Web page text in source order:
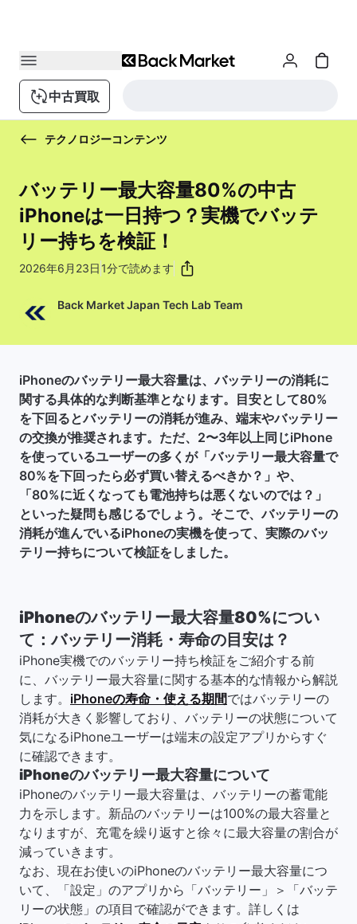
中古買取
テクノロジーコンテンツ
バッテリー最大容量80%の中古
iPhoneは一日持つ？実機でバッテ
リー持ちを検証！
2026年6月23日 1分で読めます
Back Market Japan Tech Lab Team
iPhoneのバッテリー最大容量は、バッテリーの消耗に
関する具体的な判断基準となります。目安として80%
を下回るとバッテリーの消耗が進み、端末やバッテリー
の交換が推奨されます。ただ、2〜3年以上同じiPhone
を使っているユーザーの多くが「バッテリー最大容量で
80%を下回ったら必ず買い替えるべきか？」や、
「80%に近くなっても電池持ちは悪くないのでは？」
といった疑問も感じるでしょう。そこで、バッテリーの
消耗が進んでいるiPhoneの実機を使って、実際のバッ
テリー持ちについて検証をしました。
iPhoneのバッテリー最大容量80%につい
て：バッテリー消耗・寿命の目安は？
iPhone実機でのバッテリー持ち検証をご紹介する前
に、バッテリー最大容量に関する基本的な情報から解説
します。 iPhoneの寿命・使える期間ではバッテリーの
消耗が大きく影響しており、バッテリーの状態について
気になるiPhoneユーザーは端末の設定アプリからすぐ
に確認できます。
iPhoneのバッテリー最大容量について
iPhoneのバッテリー最大容量は、バッテリーの蓄電能
力を示します。新品のバッテリーは100%の最大容量と
なりますが、充電を繰り返すと徐々に最大容量の割合が
減っていきます。
なお、現在お使いのiPhoneのバッテリー最大容量につ
いて、「設定」のアプリから「バッテリー」＞「バッテ
リーの状態」の項目で確認ができます。詳しくは